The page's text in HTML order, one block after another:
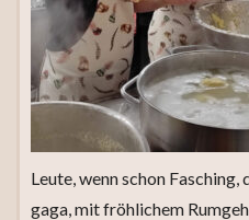
Leute, wenn schon
gaga, mit fröhlichem